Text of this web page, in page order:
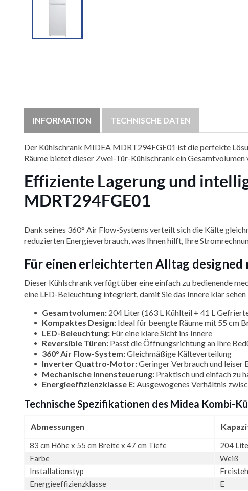
INFORMATION TECHNISCHE DATEN
Der Kühlschrank MIDEA MDRT294FGE01 ist die perfekte
Räume bietet dieser Zwei-Tür-Kühlschrank ein
Effiziente Lagerung und
MDRT294FGE01
Dank seines 360° Air Flow-Systems verteilt sich die Kälte
reduzierten Energieverbrauch, was Ihnen hilft, Ihre
Für einen erleichterten Alltag designed
Dieser Kühlschrank verfügt über eine einfach zu bedienende
eine LED-Beleuchtung integriert, damit Sie das Innere klar
Gesamtvolumen: 204 Liter (163 L Kühlteil + 41 L
Kompaktes Design: Ideal für beengte Räume mit 55 cm
LED-Beleuchtung: Für eine klare Sicht ins Innere
Reversible Türen: Passt die Öffnungsrichtung an Ihre
360° Air Flow-System:Gleichmäßige Kälteverteilung
Inverter Quattro-Motor:Geringer Verbrauch und leiser
Mechanische Innensteuerung: Praktisch und einfach zu
Energieeffizienzklasse E: Ausgewogenes Verhältnis
Technische Spezifikationen des Midea Kombi-
Abmessungen
83 cm Höhe x 55 cm Breite x 47 cm Tiefe 204
Farbe
Weiß
Installationstyp
Energieeffizienzklasse
E